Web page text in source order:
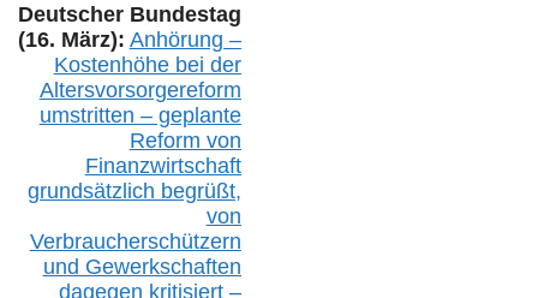
Deutscher Bundestag
(16. März): Anhörung –
Kostenhöhe bei der
Altersvorsorgereform
umstritten – geplante
Reform von
Finanzwirtschaft
grundsätzlich begrüßt,
von
Verbraucherschützern
und Gewerkschaften
dagegen kritisiert –